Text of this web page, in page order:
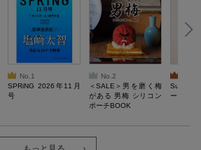
No.1
SPRiNG 2026年11月
号
No.2
＜SALE＞男を磨く梅
がある 男梅 シリコン
ポーチBOOK
ーツチャ